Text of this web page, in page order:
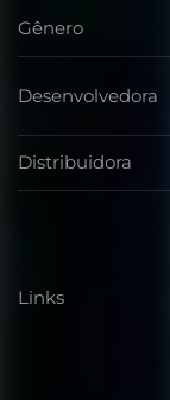
Gênero
Desenvolvedora
Distribuidora
Links